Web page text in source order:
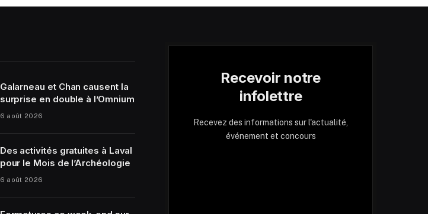
Galarneau et Chan causent la
surprise en double à l’Omnium
6 août 2026
Des activités gratuites à Laval
pour le Mois de l’Archéologie
6 août 2026
Recevoir notre
infolettre
Recevez des informations sur l'actualité,
événement et concours